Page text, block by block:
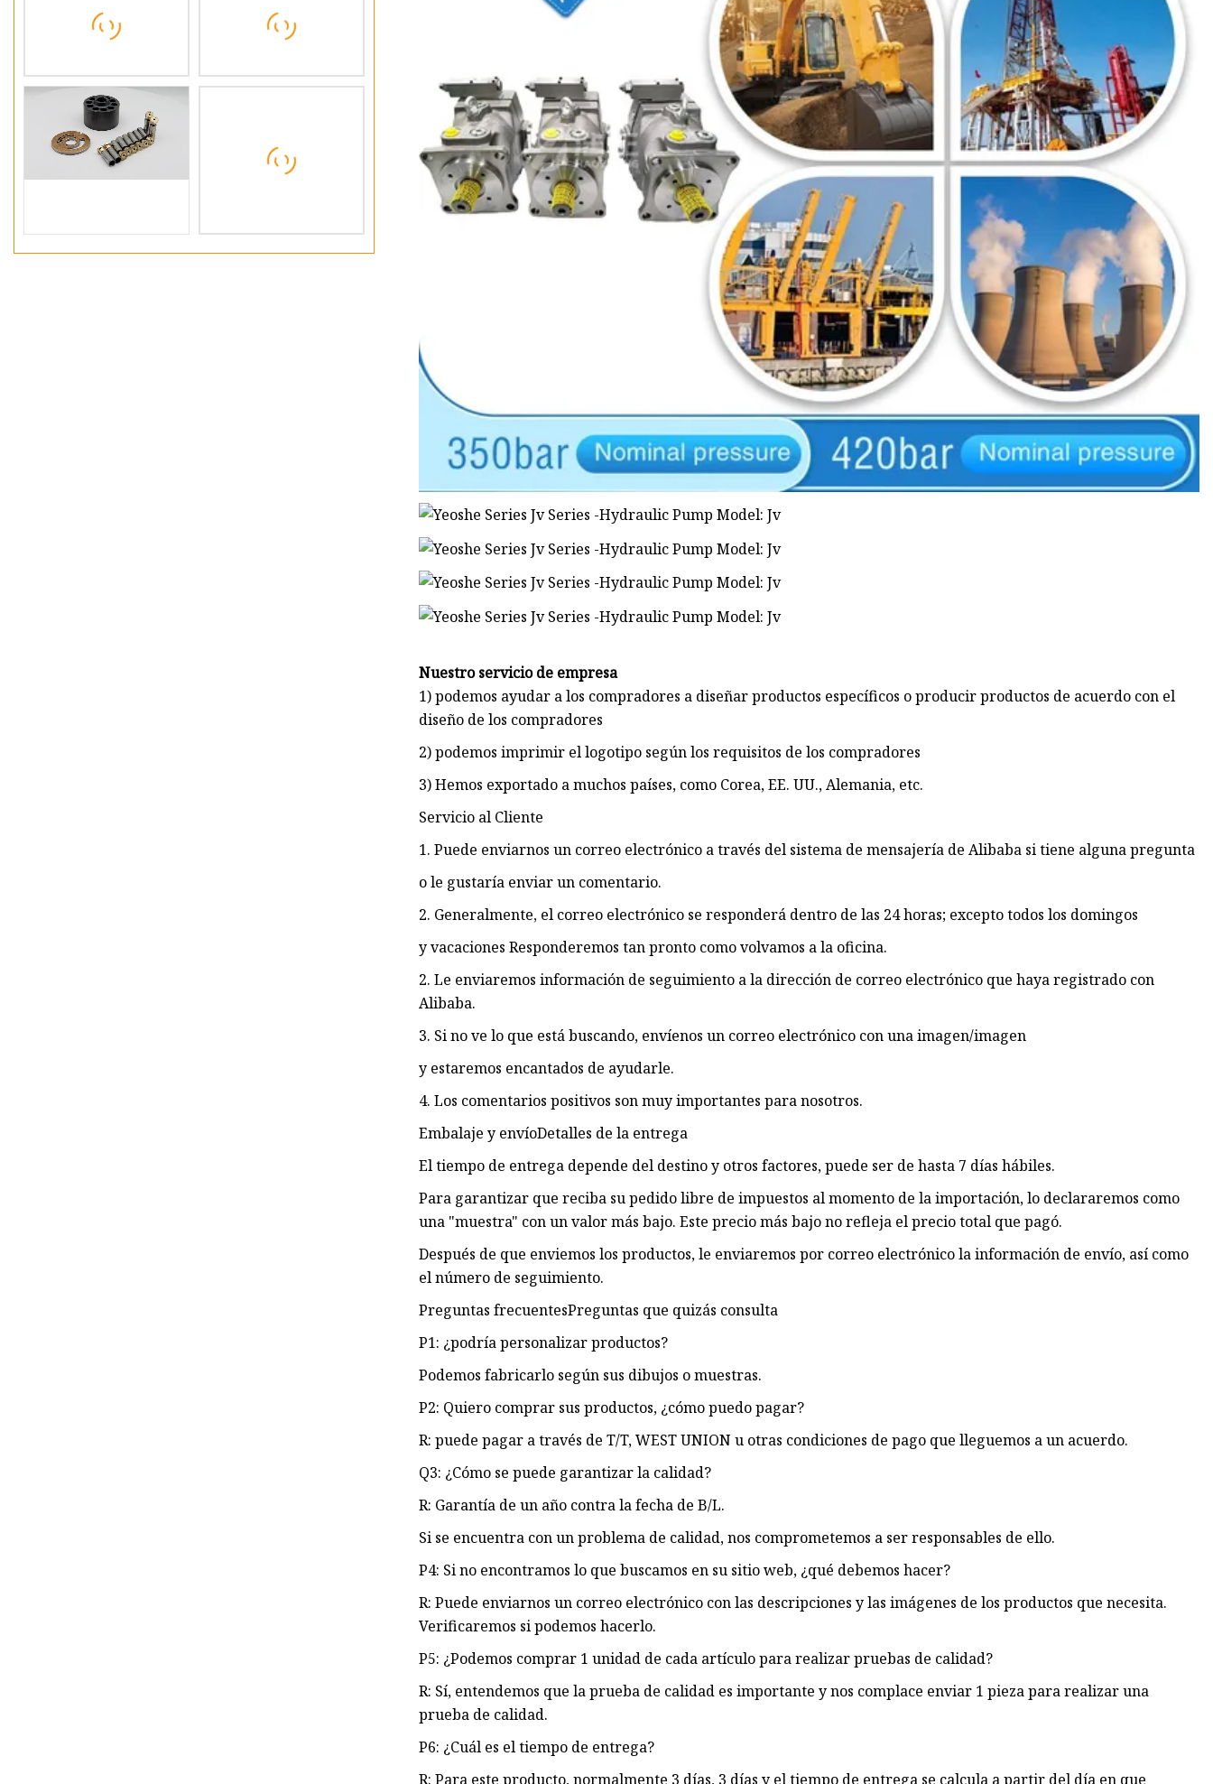
Nuestro servicio de empresa
1) podemos ayudar a los compradores a diseñar productos específicos o producir productos de acuerdo con el
diseño de los compradores
2) podemos imprimir el logotipo según los requisitos de los compradores
3) Hemos exportado a muchos países, como Corea, EE. UU., Alemania, etc.
Servicio al Cliente
1. Puede enviarnos un correo electrónico a través del sistema de mensajería de Alibaba si tiene alguna pregunta
o le gustaría enviar un comentario.
2. Generalmente, el correo electrónico se responderá dentro de las 24 horas; excepto todos los domingos
y vacaciones Responderemos tan pronto como volvamos a la oficina.
2. Le enviaremos información de seguimiento a la dirección de correo electrónico que haya registrado con
Alibaba.
3. Si no ve lo que está buscando, envíenos un correo electrónico con una imagen/imagen
y estaremos encantados de ayudarle.
4. Los comentarios positivos son muy importantes para nosotros.
Embalaje y envíoDetalles de la entrega
El tiempo de entrega depende del destino y otros factores, puede ser de hasta 7 días hábiles.
Para garantizar que reciba su pedido libre de impuestos al momento de la importación, lo declararemos como
una "muestra" con un valor más bajo. Este precio más bajo no refleja el precio total que pagó.
Después de que enviemos los productos, le enviaremos por correo electrónico la información de envío, así como
el número de seguimiento.
Preguntas frecuentesPreguntas que quizás consulta
P1: ¿podría personalizar productos?
Podemos fabricarlo según sus dibujos o muestras.
P2: Quiero comprar sus productos, ¿cómo puedo pagar?
R: puede pagar a través de T/T, WEST UNION u otras condiciones de pago que lleguemos a un acuerdo.
Q3: ¿Cómo se puede garantizar la calidad?
R: Garantía de un año contra la fecha de B/L.
Si se encuentra con un problema de calidad, nos comprometemos a ser responsables de ello.
P4: Si no encontramos lo que buscamos en su sitio web, ¿qué debemos hacer?
R: Puede enviarnos un correo electrónico con las descripciones y las imágenes de los productos que necesita.
Verificaremos si podemos hacerlo.
P5: ¿Podemos comprar 1 unidad de cada artículo para realizar pruebas de calidad?
R: Sí, entendemos que la prueba de calidad es importante y nos complace enviar 1 pieza para realizar una
prueba de calidad.
P6: ¿Cuál es el tiempo de entrega?
R: Para este producto, normalmente 3 días, 3 días y el tiempo de entrega se calcula a partir del día en que